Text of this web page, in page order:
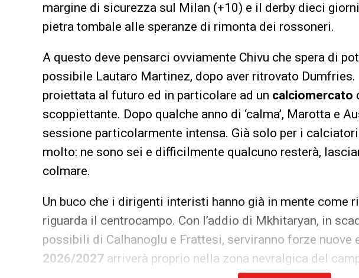
margine di sicurezza sul Milan (+10) e il derby dieci
pietra tombale alle speranze di rimonta dei rossoneri.
A questo deve pensarci ovviamente Chivu che spera di
possibile Lautaro Martinez, dopo aver ritrovato Dumfries.
proiettata al futuro ed in particolare ad un calciomercato
scoppiettante. Dopo qualche anno di ‘calma’, Marotta e
sessione particolarmente intensa. Già solo per i
molto: ne sono sei e difficilmente qualcuno resterà,
colmare.
Un buco che i dirigenti interisti hanno già in mente come
riguarda il centrocampo. Con l’addio di Mkhitaryan, in
possibili di Calhanoglu e Frattesi, serviranno forze nuove
2026/2027 arriverà proprio nella zona nevralgica del